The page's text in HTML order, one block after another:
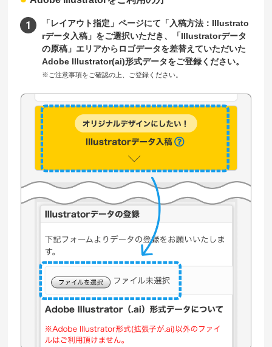
「レイアウト指定」ページにて「入稿方法：Illustrato
rデータ入稿」をご選択いただき、「Illustratorデータ
の原稿」エリアからロゴデータを差替えていただいた
Adobe Illustrator(ai)形式データをご登録ください。
※ご注意事項をご確認の上、ご登録ください。